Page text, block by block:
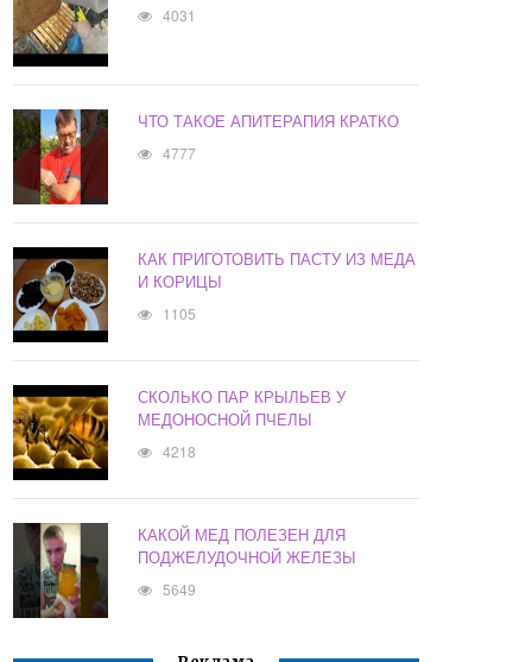
4031
ЧТО ТАКОЕ АПИТЕРАПИЯ КРАТКО
4777
КАК ПРИГОТОВИТЬ ПАСТУ ИЗ МЕДА
И КОРИЦЫ
1105
СКОЛЬКО ПАР КРЫЛЬЕВ У
МЕДОНОСНОЙ ПЧЕЛЫ
4218
КАКОЙ МЕД ПОЛЕЗЕН ДЛЯ
ПОДЖЕЛУДОЧНОЙ ЖЕЛЕЗЫ
5649